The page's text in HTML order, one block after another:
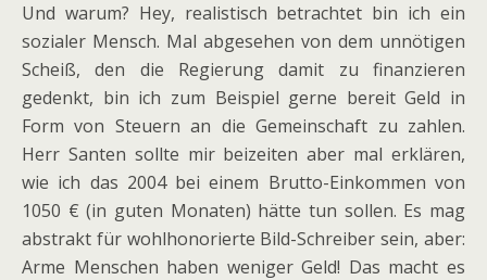
Und warum? Hey, realistisch betrachtet bin ich ein
sozialer Mensch. Mal abgesehen von dem unnötigen
Scheiß, den die Regierung damit zu finanzieren
gedenkt, bin ich zum Beispiel gerne bereit Geld in
Form von Steuern an die Gemeinschaft zu zahlen.
Herr Santen sollte mir beizeiten aber mal erklären,
wie ich das 2004 bei einem Brutto-Einkommen von
1050 € (in guten Monaten) hätte tun sollen. Es mag
abstrakt für wohlhonorierte Bild-Schreiber sein, aber:
Arme Menschen haben weniger Geld! Das macht es